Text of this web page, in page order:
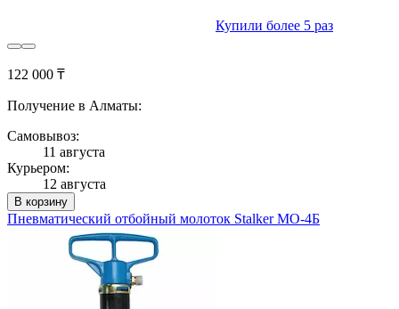
Купили более 5 раз
122 000 ₸
Получение в Алматы:
Самовывоз:
11 августа
Курьером:
12 августа
В корзину
Пневматический отбойный молоток Stalker МО-4Б